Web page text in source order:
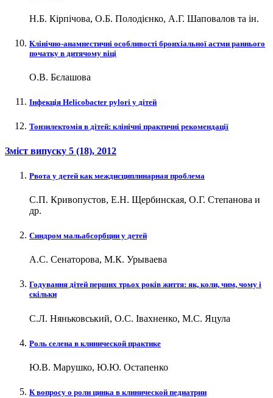
Н.Б. Кірпічова, О.Б. Полодієнко, А.Г. Шаповалов та ін.
Клінічно-анамнестичні особливості бронхіальної астми раннього
початку в дитячому віці
О.В. Бєлашова
Інфекція Helicobacter pylori у дітей
Тонзилектомія в дітей: клінічні практичні рекомендації
Зміст випуску 5 (18), 2012
Рвота у детей как междисциплинарная проблема
С.П. Кривопустов, Е.Н. Щербинская, О.Г. Степанова и
др.
Синдром мальабсорбции у детей
А.С. Сенаторова, М.К. Урываева
Годування дітей перших трьох років життя: як, коли, чим, чому і
скільки
С.Л. Няньковський, О.С. Івахненко, М.С. Яцула
Роль селена в клинической практике
Ю.В. Марушко, Ю.Ю. Остапенко
К вопросу о роли цинка в клинической педиатрии